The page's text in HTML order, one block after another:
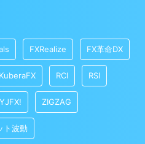
FXRealize FX革命DX
RCI RSI
YJFX! ZIGZAG
ト波動